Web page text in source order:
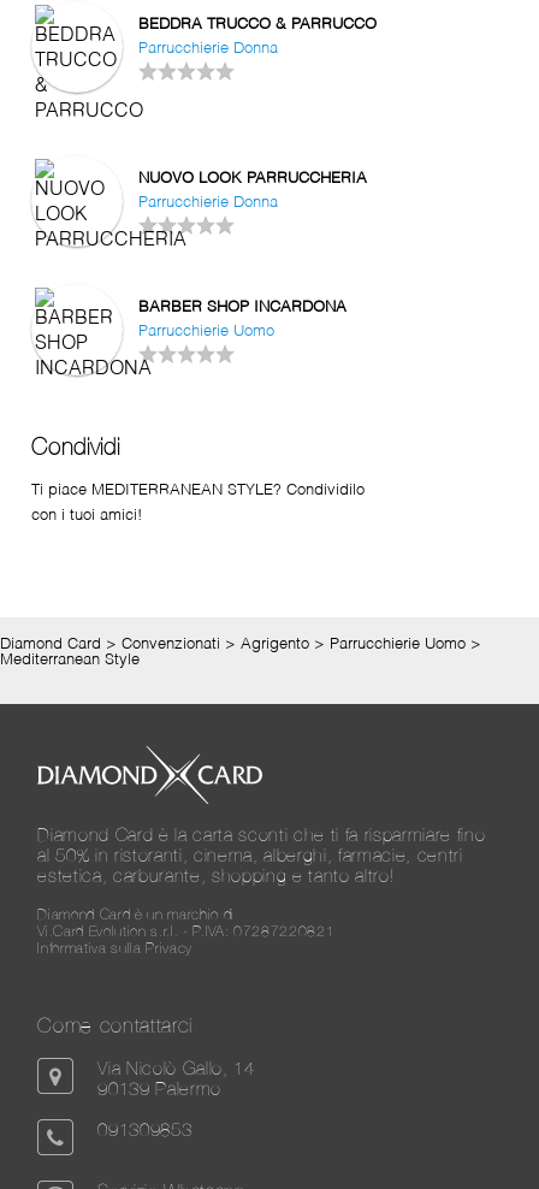
BEDDRA TRUCCO & PARRUCCO
Parrucchierie Donna
NUOVO LOOK PARRUCCHERIA
Parrucchierie Donna
BARBER SHOP INCARDONA
Parrucchierie Uomo
Condividi
Ti piace MEDITERRANEAN STYLE? Condividilo
con i tuoi amici!
Diamond Card > Convenzionati > Agrigento > Parrucchierie Uomo >
Mediterranean Style
Diamond Card è la carta sconti che ti fa risparmiare fino
al 50% in ristoranti, cinema, alberghi, farmacie, centri
estetica, carburante, shopping e tanto altro!
Diamond Card è un marchio di
Vi.Card Evolution s.r.l. - P.IVA: 07287220821
Informativa sulla Privacy
Come contattarci
Via Nicolò Gallo, 14
90139 Palermo
091309853